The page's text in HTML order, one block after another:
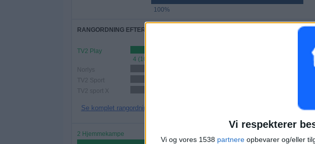
Vi respekterer
Vi og vores 1538 partnere opbevarer og/eller
100%
RANGORDNING EFTER KANALER
TV2 Play
4 (100%)
Norlys
TV2 Sport
TV2 sport X
Se komplet rangordning
2 Hjemmekampe